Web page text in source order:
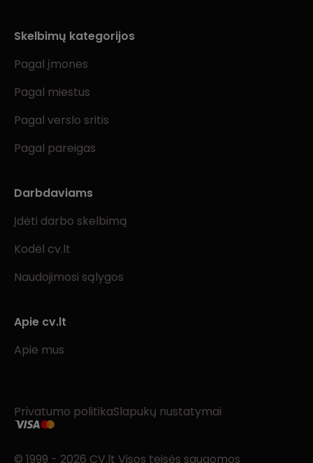
Skelbimų kategorijos
Pagal įmones
Pagal miestus
Pagal verslo sritis
Pagal pareigas
Darbdaviams
Įdėti darbo skelbimą
Kodėl cv.lt
Naudojimosi sąlygos
Apie cv.lt
Apie mus
Privatumo politikaSlapukų nustatymai
© 1999 - 2026 CV.lt Visos teisės saugomos